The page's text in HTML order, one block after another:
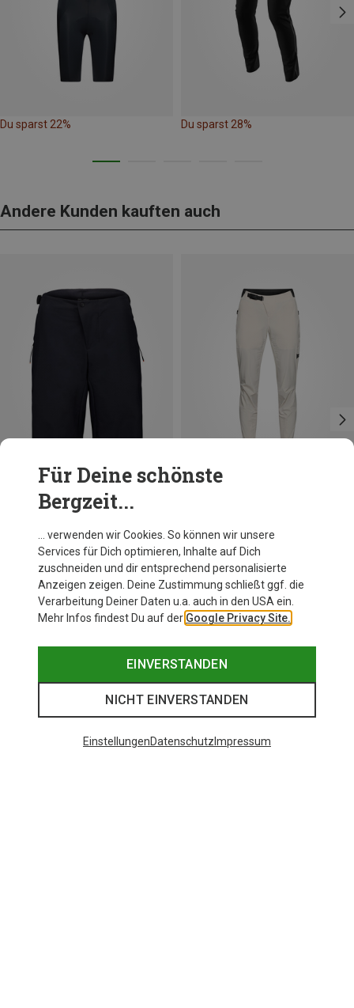
Du sparst 22% Du sparst 28%
Andere Kunden kauften auch
Du sparst 45%
Für Deine schönste
Bergzeit...
… verwenden wir Cookies. So können wir unsere
Services für Dich optimieren, Inhalte auf Dich
zuschneiden und dir entsprechend personalisierte
Anzeigen zeigen. Deine Zustimmung schließt ggf. die
Verarbeitung Deiner Daten u.a. auch in den USA ein.
Mehr Infos findest Du auf der Google Privacy Site.
EINVERSTANDEN
NICHT EINVERSTANDEN
EinstellungenDatenschutz Impressum